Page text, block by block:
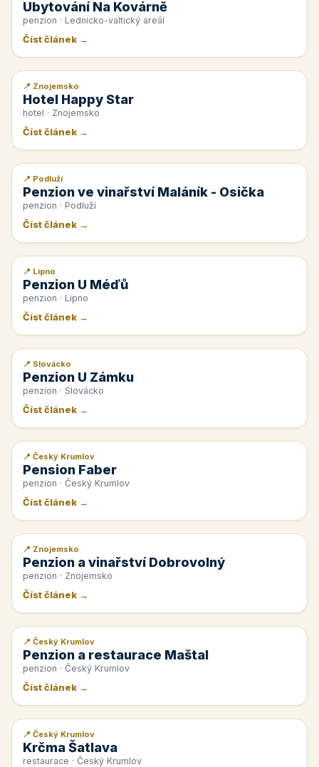
Ubytování Na Kovárně
penzion · Lednicko-valtický areál
Číst článek →
📰 PR článek
📍 Znojemsko
Hotel Happy Star
hotel · Znojemsko
Číst článek →
📰 PR článek
📍 Podluží
Penzion ve vinařství Maláník - Osička
penzion · Podluží
Číst článek →
📰 PR článek
📍 Lipno
Penzion U Méďů
penzion · Lipno
Číst článek →
📰 PR článek
📍 Slovácko
Penzion U Zámku
penzion · Slovácko
Číst článek →
📰 PR článek
📍 Český Krumlov
Pension Faber
penzion · Český Krumlov
Číst článek →
📰 PR článek
📍 Znojemsko
Penzion a vinařství Dobrovolný
penzion · Znojemsko
Číst článek →
📰 PR článek
📍 Český Krumlov
Penzion a restaurace Maštal
penzion · Český Krumlov
Číst článek →
📰 PR článek
📍 Český Krumlov
Krčma Šatlava
restaurace · Český Krumlov